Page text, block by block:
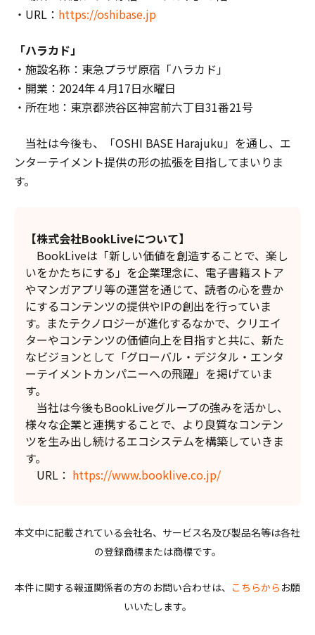
・URL： https://oshibase.jp
「ハラカド」
・施設名称：東急プラザ原宿「ハラカド」
・開業：2024年４月17日水曜日
・所在地：東京都渋谷区神宮前六丁目31番21号
当社は今後も、「OSHI BASE Harajuku」を通し、エ
ンターテイメント提供の形の拡張を目指してまいりま
す。
【株式会社BookLiveについて】
BookLiveは「新しい価値を創造することで、楽し
いをかたちにする」を企業理念に、電子書籍ストア
やマンガアプリ等の運営を通じて、読者の心を豊か
にするコンテンツの提供やIPの創出を行っていま
す。またテクノロジーが進化するなかで、クリエイ
ターやコンテンツの価値向上を目指すと共に、新た
なビジョンとして「グローバル・デジタル・エンタ
ーテイメントカンパニーへの飛躍」を掲げていま
す。
当社は今後もBookLiveグループの強みを活かし、
様々な企業と連携することで、より良質なコンテン
ツを生み出し続けるエコシステムを構築していきま
す。
URL： https://www.booklive.co.jp/
本文中に記載されている会社名、サービス名及び製品名等は各社
の登録商標または商標です。
本件に関する報道関係者の方のお問い合わせは、 こちらから お願
いいたします。